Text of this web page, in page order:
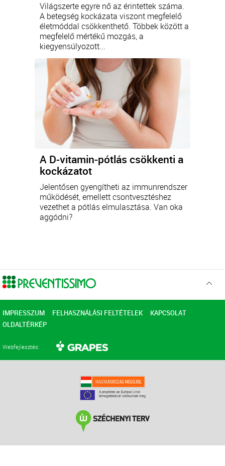
Világszerte egyre nő az érintettek száma.
A betegség kockázata viszont megfelelő
életmóddal csökkenthető. Többek között a
megfelelő mértékű mozgás, a
kiegyensúlyozott...
A D-vitamin-pótlás csökkenti a
kockázatot
Jelentősen gyengítheti az immunrendszer
működését, emellett csontvesztéshez
vezethet a pótlás elmulasztása. Van oka
aggódni?
elejére
IMPRESSZUM
FELHASZNÁLÁSI FELTÉTELEK
KAPCSOLAT
OLDALTÉRKÉP
Webfejlesztés: